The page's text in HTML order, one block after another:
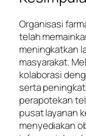
Organisasi
telah
meningkatkan
masyarakat.
kolaborasi
serta
perapotekan
pusat layanan
menyediakan